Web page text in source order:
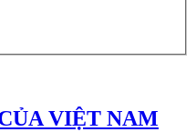
VIỆT NAM